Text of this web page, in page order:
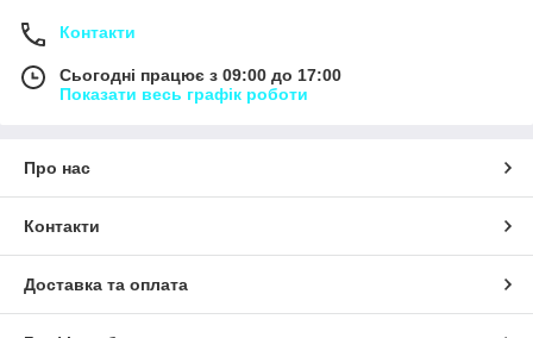
Контакти
Сьогодні працює з 09:00 до 17:00
Показати весь графік роботи
Про нас
Контакти
Доставка та оплата